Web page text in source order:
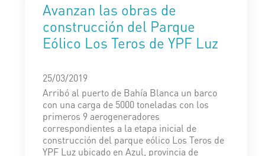
Avanzan las obras de
construcción del Parque
Eólico Los Teros de YPF Luz
25/03/2019
Arribó al puerto de Bahía Blanca un barco
con una carga de 5000 toneladas con los
primeros 9 aerogeneradores
correspondientes a la etapa inicial de
construcción del parque eólico Los Teros de
YPF Luz ubicado en Azul, provincia de